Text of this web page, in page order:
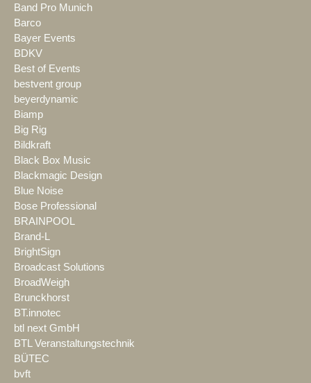
Band Pro Munich
Barco
Bayer Events
BDKV
Best of Events
bestvent group
beyerdynamic
Biamp
Big Rig
Bildkraft
Black Box Music
Blackmagic Design
Blue Noise
Bose Professional
BRAINPOOL
Brand-L
BrightSign
Broadcast Solutions
BroadWeigh
Brunckhorst
BT.innotec
btl next GmbH
BTL Veranstaltungstechnik
BÜTEC
bvft